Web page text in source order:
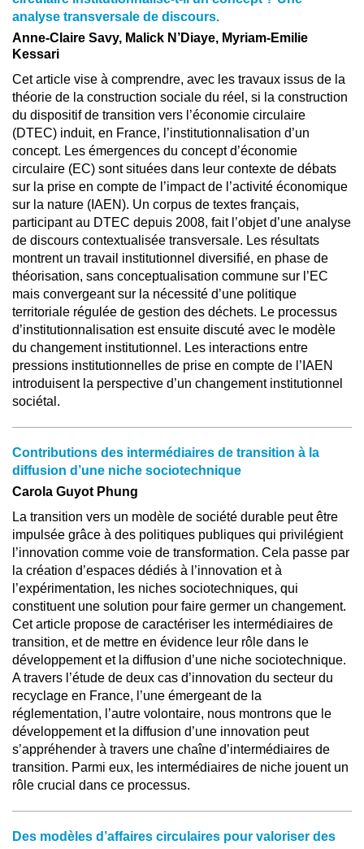
analyse transversale de discours.
Anne-Claire Savy, Malick N’Diaye, Myriam-Emilie
Kessari
Cet article vise à comprendre, avec les travaux issus de la
théorie de la construction sociale du réel, si la construction
du dispositif de transition vers l’économie circulaire
(DTEC) induit, en France, l’institutionnalisation d’un
concept. Les émergences du concept d’économie
circulaire (EC) sont situées dans leur contexte de débats
sur la prise en compte de l’impact de l’activité économique
sur la nature (IAEN). Un corpus de textes français,
participant au DTEC depuis 2008, fait l’objet d’une analyse
de discours contextualisée transversale. Les résultats
montrent un travail institutionnel diversifié, en phase de
théorisation, sans conceptualisation commune sur l’EC
mais convergeant sur la nécessité d’une politique
territoriale régulée de gestion des déchets. Le processus
d’institutionnalisation est ensuite discuté avec le modèle
du changement institutionnel. Les interactions entre
pressions institutionnelles de prise en compte de l’IAEN
introduisent la perspective d’un changement institutionnel
sociétal.
Contributions des intermédiaires de transition à la
diffusion d’une niche sociotechnique
Carola Guyot Phung
La transition vers un modèle de société durable peut être
impulsée grâce à des politiques publiques qui privilégient
l’innovation comme voie de transformation. Cela passe par
la création d’espaces dédiés à l’innovation et à
l’expérimentation, les niches sociotechniques, qui
constituent une solution pour faire germer un changement.
Cet article propose de caractériser les intermédiaires de
transition, et de mettre en évidence leur rôle dans le
développement et la diffusion d’une niche sociotechnique.
A travers l’étude de deux cas d’innovation du secteur du
recyclage en France, l’une émergeant de la
réglementation, l’autre volontaire, nous montrons que le
développement et la diffusion d’une innovation peut
s’appréhender à travers une chaîne d’intermédiaires de
transition. Parmi eux, les intermédiaires de niche jouent un
rôle crucial dans ce processus.
Des modèles d’affaires circulaires pour valoriser des